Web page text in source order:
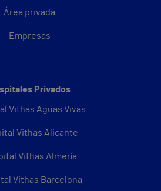
Área privada
Empresas
Privados
Vithas Aguas Vivas
Vithas Alicante
Vithas Almería
Vithas Barcelona